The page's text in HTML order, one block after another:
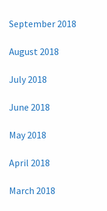
September 2018
August 2018
July 2018
June 2018
May 2018
April 2018
March 2018